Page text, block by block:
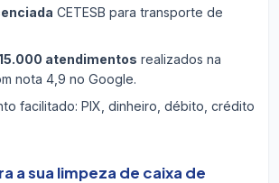
CETESB para transporte de
atendimentos realizados na
nota 4,9 no Google.
facilitado: PIX, dinheiro, débito, crédito
a sua limpeza de caixa de